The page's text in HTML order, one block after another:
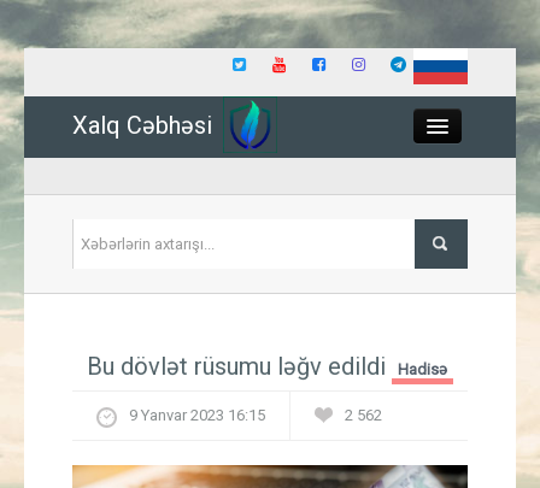
Xalq Cəbhəsi
İqtisadiyyat
Bu dövlət rüsumu ləğv edildi Hadisə
9 Yanvar 2023 16:15 2 562